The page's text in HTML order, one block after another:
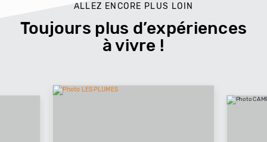
ALLEZ ENCORE PLUS LOIN
Toujours plus d’expériences
à vivre !